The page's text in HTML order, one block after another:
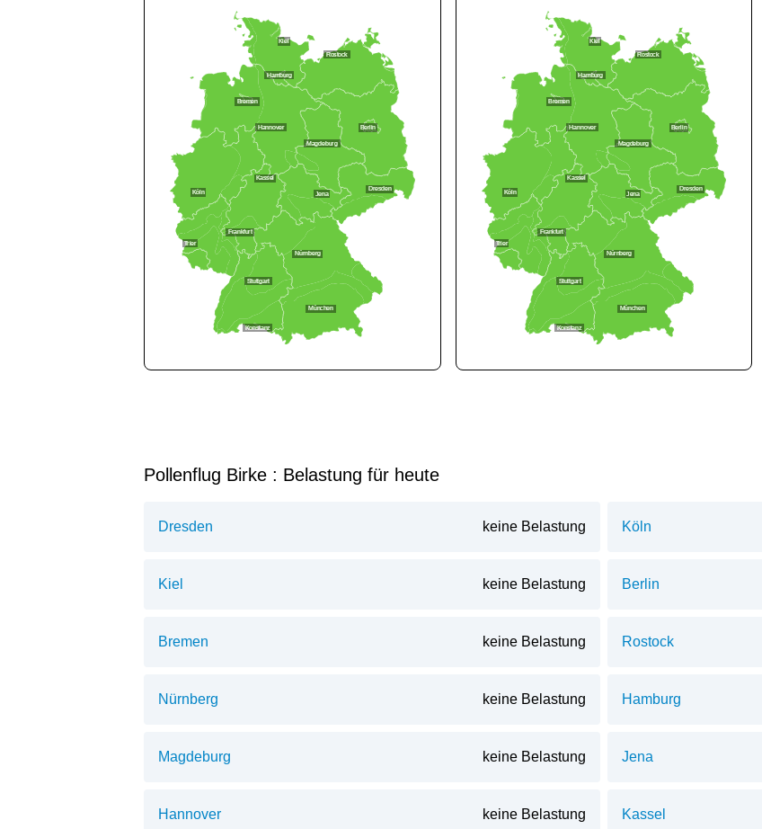
Dresden
Köln
Kiel
Berlin
Bremen
Rostock
Nürnberg
München
Hamburg
Magdeburg
Jena
Hannover
Kassel
Frankfurt
Konstanz
Stuttgart
Trier
Dresden
Köln
Kiel
Berlin
Bremen
Rostock
Nürnberg
München
Hamburg
Magdeburg
Jena
Hannover
Kassel
Frankfurt
Konstanz
Stuttgart
Trier
Pollenflug Birke : Belastung für heute
Dresden keine Belastung Köln
Kiel keine Belastung Berlin
Bremen keine Belastung Rostock
Nürnberg keine Belastung Hamburg
Magdeburg keine Belastung Jena
Hannover keine Belastung Kassel